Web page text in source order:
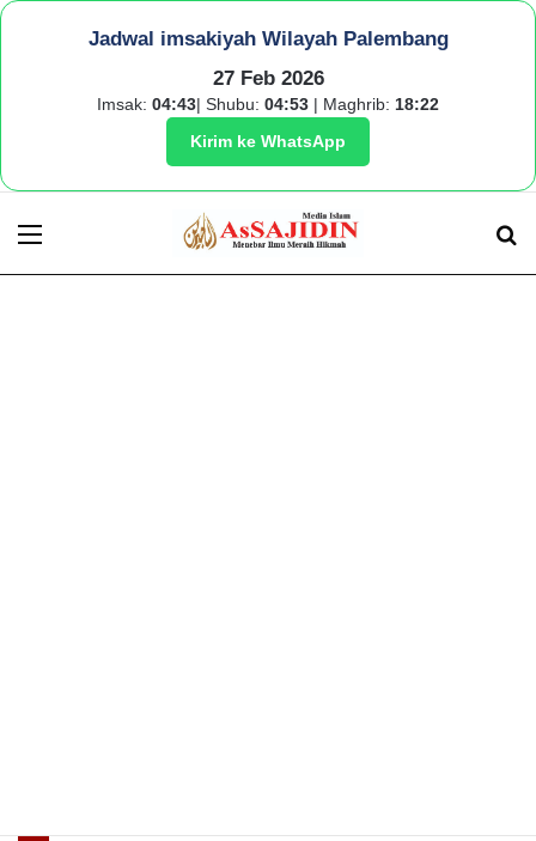
Jadwal imsakiyah Wilayah Palembang
27 Feb 2026
Imsak: 04:43| Shubu: 04:53 | Maghrib: 18:22
Kirim ke WhatsApp
Menu